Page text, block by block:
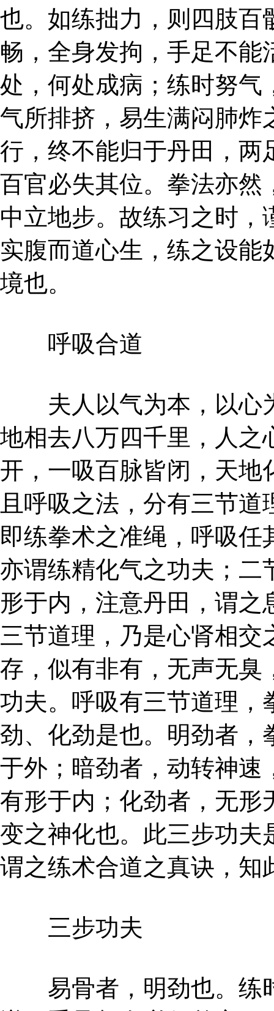
也。如练拙力，则四肢百
畅，全身发拘，手足不
处，何处成病；练时努气
气所排挤，易生满闷肺炸
行，终不能归于丹田，两
百官必失其位。拳法亦然
中立地步。故练习之时
实腹而道心生，练之设
境也。
呼吸合道
夫人以气为本，以心
地相去八万四千里，人之
开，一吸百脉皆闭，天地
且呼吸之法，分有三节
即练拳术之准绳，呼吸
亦谓练精化气之功夫；二
形于内，注意丹田，谓
三节道理，乃是心肾相
存，似有非有，无声无臭
功夫。呼吸有三节道理，
劲、化劲是也。明劲者，
于外；暗劲者，动转神速
有形于内；化劲者，无形
变之神化也。此三步功夫
谓之练术合道之真诀，知
三步功夫
易骨者，明劲也。练